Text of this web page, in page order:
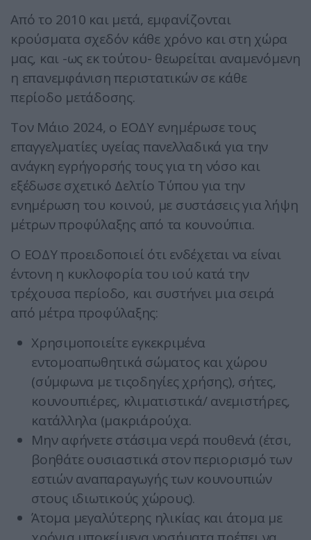
Από το 2010 και μετά, εμφανίζονται
κρούσματα σχεδόν κάθε χρόνο και στη χώρα
μας, και -ως εκ τούτου- θεωρείται αναμενόμενη
η επανεμφάνιση περιστατικών σε κάθε
περίοδο μετάδοσης.
Τον Μάιο 2024, ο ΕΟΔΥ ενημέρωσε τους
επαγγελματίες υγείας πανελλαδικά για την
ανάγκη εγρήγορσής τους για τη νόσο και
εξέδωσε σχετικό Δελτίο Τύπου για την
ενημέρωση του κοινού, με συστάσεις για λήψη
μέτρων προφύλαξης από τα κουνούπια.
Ο ΕΟΔΥ προειδοποιεί ότι ενδέχεται να είναι
έντονη η κυκλοφορία του ιού κατά την
τρέχουσα περίοδο, και συστήνει μια σειρά
από μέτρα προφύλαξης:
Χρησιμοποιείτε εγκεκριμένα
εντομοαπωθητικά σώματος και χώρου
(σύμφωνα με τιςοδηγίες χρήσης), σήτες,
κουνουπιέρες, κλιματιστικά/ ανεμιστήρες,
κατάλληλα (μακριάρούχα.
Μην αφήνετε στάσιμα νερά πουθενά (έτσι,
βοηθάτε ουσιαστικά στον περιορισμό των
εστιών αναπαραγωγής των κουνουπιών
στους ιδιωτικούς χώρους).
Άτομα μεγαλύτερης ηλικίας και άτομα με